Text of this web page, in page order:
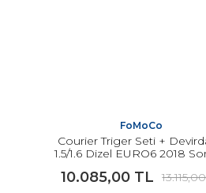
FoMoCo
Courier Triger Seti +
1.5/1.6 Dizel EURO6 2018
10.085,00 TL